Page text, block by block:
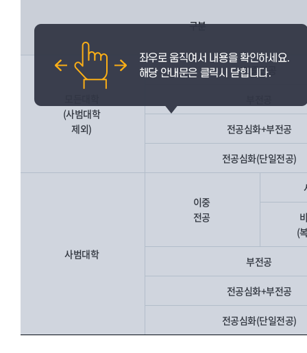
구분
(사범대학
제외)
이중전공
전공심화+부전공
전공심화(단일전공)
사범대학
이중
전공
(
부전공
전공심화+부전공
전공심화(단일전공)